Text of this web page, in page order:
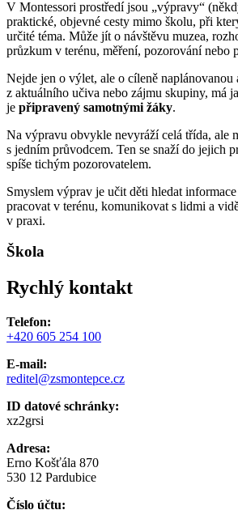
V Montessori prostředí jsou „výpravy“
praktické, objevné cesty mimo školu, při
určité téma. Může jít o návštěvu muzea,
průzkum v terénu, měření, pozorování nebo
Nejde jen o výlet, ale o cíleně
z aktuálního učiva nebo zájmu skupiny, má
je připravený samotnými žáky.
Na výpravu obvykle nevyráží celá třída, ale
s jedním průvodcem. Ten se snaží do jejich
spíše tichým pozorovatelem.
Smyslem výprav je učit děti hledat
pracovat v terénu, komunikovat s lidmi a
v praxi.
Škola
Rychlý kontakt
Telefon:
+420 605 254 100
E-mail:
reditel@zsmontepce.cz
ID datové schránky:
xz2grsi
Adresa:
Erno Košťála 870
530 12 Pardubice
Číslo účtu: